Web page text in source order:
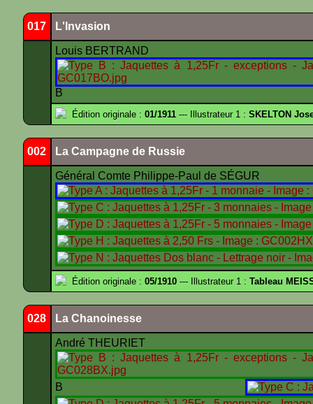
017 L'Invasion
Louis BERTRAND
B
Édition originale : 01/1911 --- Illustrateur 1 : SKELTON
002 La Campagne de Russie
Général Comte Philippe-Paul de SÉGUR
Édition originale : 05/1910 --- Illustrateur 1 : Tableau
028 La Chanoinesse
André THEURIET
B